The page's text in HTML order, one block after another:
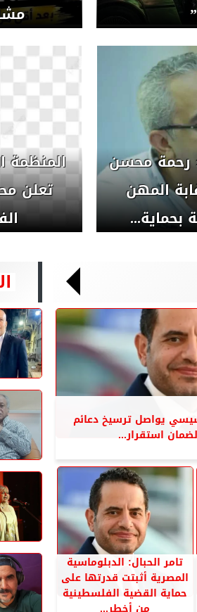
الشعبية
” مستقبل
”
نسمة
هاني
يواصل ترسيخ دعائم
استقرار...
تامر الحبال: الدبلوماسية
المصرية أثبتت قدرتها على
حماية القضية الفلسطينية